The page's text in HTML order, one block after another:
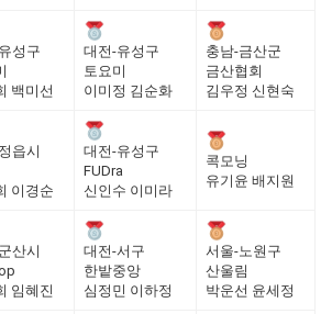
성구
백미선
대전-유성구
토요미
이미정 김순화
충남-금산군
금산협회
김우정 신현숙
읍시
이경순
대전-유성구
FUDra
신인수 이미라
콕모닝
유기윤 배지원
산시
임혜진
대전-서구
한밭중앙
심정민 이하정
서울-노원구
산울림
박운선 윤세정